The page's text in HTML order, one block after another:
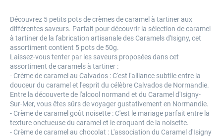
Découvrez 5 petits pots de crèmes de caramel à tartiner aux
différentes saveurs. Parfait pour découvrir la sélection de caramel
à tartiner de la fabrication artisanale des Caramels d'Isigny, cet
assortiment contient 5 pots de 50g.
Laissez-vous tenter par les saveurs proposées dans cet
assortiment de caramels à tartiner :
- Crème de caramel au Calvados : C'est l'alliance subtile entre la
douceur du caramel et l'esprit du célèbre Calvados de Normandie.
Entre la découverte de l'alcool normand et du Caramel d'Isigny-
Sur-Mer, vous êtes sûrs de voyager gustativement en Normandie.
- Crème de caramel goût noisette : C'est le mariage parfait entre la
texture onctueuse du caramel et le croquant de la noisette.
- Crème de caramel au chocolat : L'association du Caramel d'Isigny